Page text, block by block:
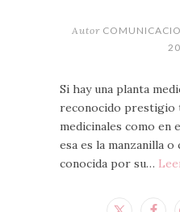
Autor
Si hay una planta
reconocido prestigio
medicinales como en
esa es la manzanilla o
conocida por su…